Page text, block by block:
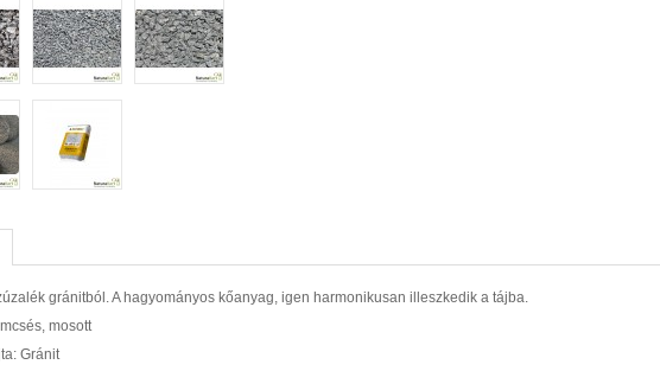
gránitból. A hagyományos kőanyag, igen harmonikusan illeszkedik a tájba.
mosott
Gránit